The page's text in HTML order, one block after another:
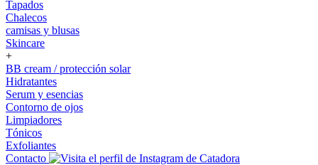
Tapados
Chalecos
camisas y blusas
Skincare
+
BB cream / protección solar
Hidratantes
Serum y esencias
Contorno de ojos
Limpiadores
Tónicos
Exfoliantes
Contacto